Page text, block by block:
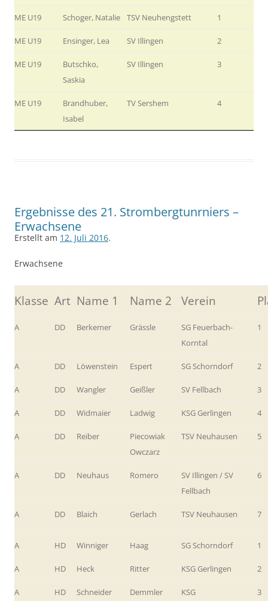
ME U19 Schoger, Natalie TSV Neuhengstett 1
ME U19 Ensinger, Lea SV Illingen 2
ME U19
Butschko,
Saskia
SV Illingen 3
ME U19
Brandhuber,
Isabel
TV Sershem 4
Ergebnisse des 21. Strombergtunrniers –
Erwachsene
Erstellt am 12. Juli 2016.
Erwachsene
Klasse Art Name 1 Name 2 Verein
A DD Berkemer Grässle
SG Feuerbach-
Korntal
1
A DD Löwenstein Espert SG Schorndorf 2
A DD Wangler Geißler SV Fellbach 3
A DD Widmaier Ladwig KSG Gerlingen 4
A DD Reiber
Piecowiak
Owczarz
TSV Neuhausen 5
A DD Neuhaus Romero
SV Illingen / SV
Fellbach
6
A DD Blaich Gerlach TSV Neuhausen 7
A HD Winniger Haag SG Schorndorf 1
A HD Heck Ritter KSG Gerlingen 2
A HD Schneider Demmler
KSG
3